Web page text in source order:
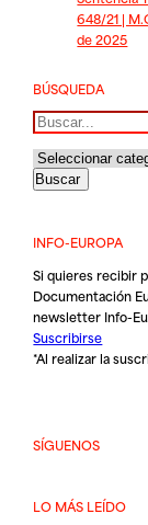
648/21 |
de 2025
BÚSQUEDA
Buscar
INFO-EUROPA
Si quieres recibir
Documentación
newsletter Info-
Suscribirse
*Al realizar la
SÍGUENOS
LO MÁS LEÍDO